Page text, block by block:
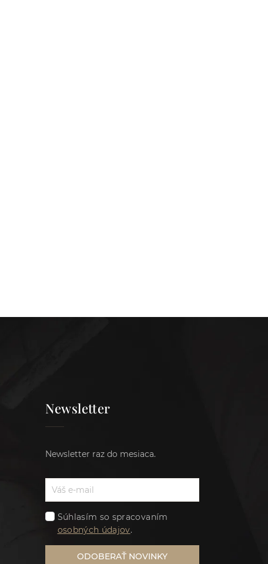
Newsletter
Newsletter raz do mesiaca.
Súhlasím so spracovaním
osobných údajov.
ODOBERAŤ NOVINKY